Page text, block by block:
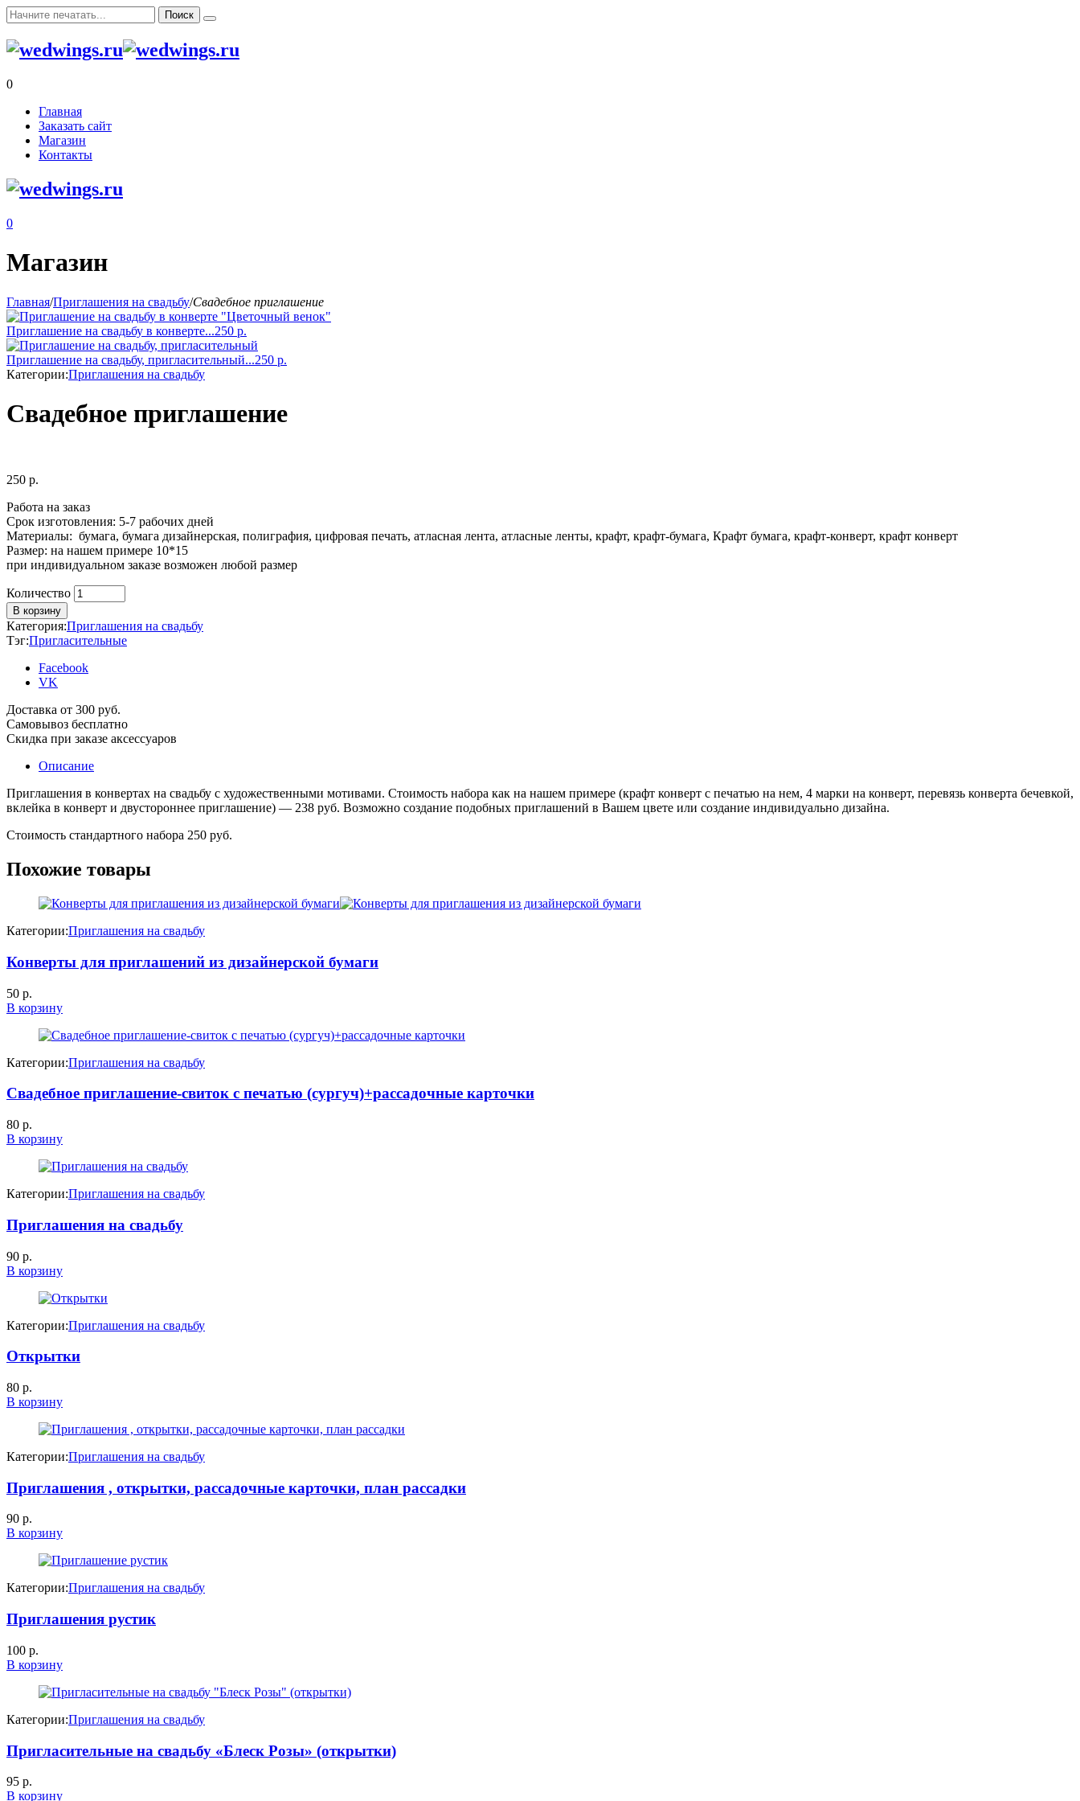
0
Главная
Заказать сайт
Магазин
Контакты
0
Магазин
Главная/Приглашения на свадьбу/Свадебное приглашение
Приглашение на свадьбу в конверте...250 р.
Приглашение на свадьбу, пригласительный...250 р.
Категории:Приглашения на свадьбу
Свадебное приглашение
250 р.
Работа на заказ
Срок изготовления: 5-7 рабочих дней
Материалы: бумага, бумага дизайнерская, полиграфия, цифровая печать, атласная лента, атласные ленты, крафт, крафт-бумага, Крафт бумага, крафт-конверт, крафт конверт
Размер: на нашем примере 10*15
при индивидуальном заказе возможен любой размер
Количество
Количество
В корзину
Категория:Приглашения на свадьбу
Тэг:Пригласительные
Facebook
VK
Доставка от 300 руб.
Самовывоз бесплатно
Скидка при заказе аксессуаров
Описание
Приглашения в конвертах на свадьбу с художественными мотивами. Стоимость набора как на нашем примере (крафт конверт с печатью на нем, 4 марки на конверт, перевязь конверта бечевкой,
вклейка в конверт и двустороннее приглашение) — 238 руб. Возможно создание подобных приглашений в Вашем цвете или создание индивидуально дизайна.
Стоимость стандартного набора 250 руб.
Похожие товары
Категории:Приглашения на свадьбу
Конверты для приглашений из дизайнерской бумаги
50 р.
В корзину
Категории:Приглашения на свадьбу
Свадебное приглашение-свиток с печатью (сургуч)+рассадочные карточки
80 р.
В корзину
Категории:Приглашения на свадьбу
Приглашения на свадьбу
90 р.
В корзину
Категории:Приглашения на свадьбу
Открытки
80 р.
В корзину
Категории:Приглашения на свадьбу
Приглашения , открытки, рассадочные карточки, план рассадки
90 р.
В корзину
Категории:Приглашения на свадьбу
Приглашения рустик
100 р.
В корзину
Категории:Приглашения на свадьбу
Пригласительные на свадьбу «Блеск Розы» (открытки)
95 р.
В корзину